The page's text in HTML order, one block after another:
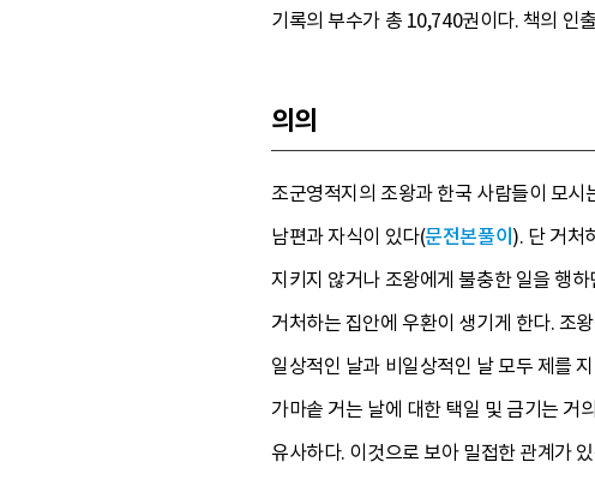
기록의 부수가 총 10,740권이다. 책의 인
의의
조군영적지의 조왕과 한국 사람들이 모
남편과 자식이 있다(문전본풀이). 단 거처
지키지 않거나 조왕에게 불충한 일을 행
거처하는 집안에 우환이 생기게 한다. 조
일상적인 날과 비일상적인 날 모두 제를
가마솥 거는 날에 대한 택일 및 금기는 거
유사하다. 이것으로 보아 밀접한 관계가